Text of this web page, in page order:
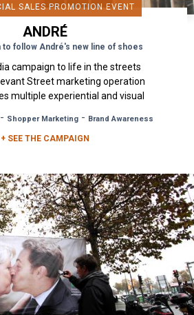
SALES PROMOTION EVENT
ANDRÉ
to follow André's new line of shoes
campaign to life in the streets
Street marketing operation
multiple experiential and visual
Shopper Marketing- Brand Awareness
+ SEE THE CAMPAIGN